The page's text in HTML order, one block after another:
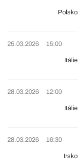
Polsko
25.03.2026 15:00
Itálie
28.03.2026 12:00
Itálie
28.03.2026 16:30
Irsko